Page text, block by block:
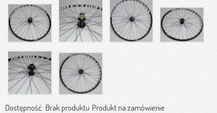
Dostępność: Brak produktu Produkt na zamówienie